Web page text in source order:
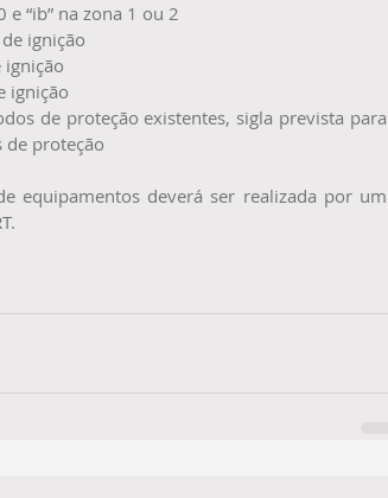
e “ib” na zona 1 ou 2
ignição
ignição
ignição
de proteção existentes, sigla prevista para
de proteção
equipamentos deverá ser realizada por um